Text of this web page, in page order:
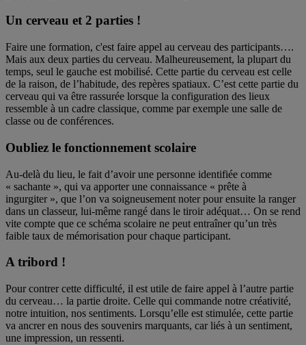
Un cerveau et 2 parties !
Faire une formation, c'est faire appel au cerveau des participants….
Mais aux deux parties du cerveau. Malheureusement, la plupart du
temps, seul le gauche est mobilisé. Cette partie du cerveau est celle
de la raison, de l’habitude, des repères spatiaux. C’est cette partie du
cerveau qui va être rassurée lorsque la configuration des lieux
ressemble à un cadre classique, comme par exemple une salle de
classe ou de conférences.
Oubliez le fonctionnement scolaire
Au-delà du lieu, le fait d’avoir une personne identifiée comme
« sachante », qui va apporter une connaissance « prête à
ingurgiter », que l’on va soigneusement noter pour ensuite la ranger
dans un classeur, lui-même rangé dans le tiroir adéquat… On se rend
vite compte que ce schéma scolaire ne peut entraîner qu’un très
faible taux de mémorisation pour chaque participant.
A tribord !
Pour contrer cette difficulté, il est utile de faire appel à l’autre partie
du cerveau… la partie droite. Celle qui commande notre créativité,
notre intuition, nos sentiments. Lorsqu’elle est stimulée, cette partie
va ancrer en nous des souvenirs marquants, car liés à un sentiment,
une impression, un ressenti.